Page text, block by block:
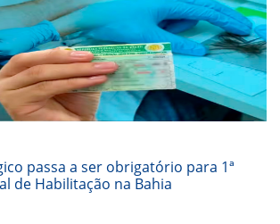
passa a ser obrigatório para 1ª
de Habilitação na Bahia